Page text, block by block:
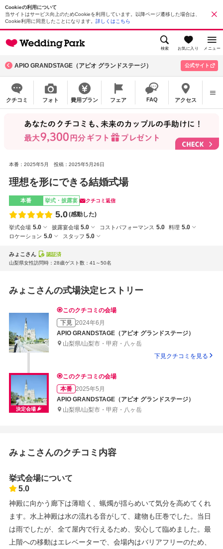
Cookieの利用について
当サイトはサービス向上のためCookieを利用しています。以降ページ遷移した場合は、
Cookie利用に同意したことになります。 詳しくはこちら
検索 お気に入り メニュー
APIO GRANDSTAGE（アピオ グランドステージ） 公式サイト
クチコミ フォト 費用プラン フェア FAQ アクセス
本番：2025年5月 投稿：2025年5月26日
理想を形にできる結婚式場
本番 挙式・披露宴 クチコミ返信
5.0(感動した)
挙式会場 5.0 披露宴会場 5.0 コストパフォーマンス 5.0 料理 5.0
ロケーション 5.0 スタッフ 5.0
みょこさん
認証済
山梨県女性訪問時：28歳ゲスト数：41～50名
みょこさんの式場決定ヒストリー
このクチコミの会場
下見 2024年6月
APIO GRANDSTAGE（アピオ グランドステージ）
山梨県/山梨市・甲府・八ヶ岳
下見クチコミを見る
決定会場
このクチコミの会場
本番 2025年5月
APIO GRANDSTAGE（アピオ グランドステージ）
山梨県/山梨市・甲府・八ヶ岳
みょこさんのクチコミ内容
挙式会場について
5.0
神殿に向かう廊下は薄暗く、蝋燭が揺らめいて気分を高めてくれ
ます。水上神殿は水の流れる音がして、建物も圧巻でした。当日
は雨でしたが、全て屋内で行えるため、安心して臨めました。最
上階への移動はエレベーターで、会場内はバリアフリーのため、